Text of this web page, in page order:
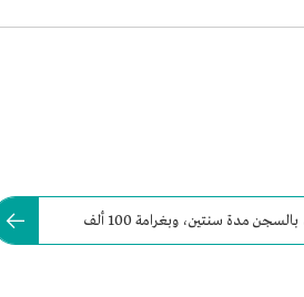
يُعاقب نظام حماية الطفل في السعودية كل من ارتكب فعلًا من أفعال الإيذاء وشكل جريمة، بالسجن مدة سنتين، وبغرامة 100 ألف